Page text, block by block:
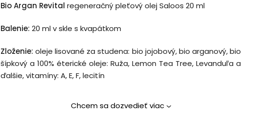
Bio Argan Revital regeneračný pleťový olej Saloos 20 ml
Balenie: 20 ml v skle s kvapátkom
Zloženie: oleje lisované za studena: bio jojobový, bio arganový, bio
šípkový a 100% éterické oleje: Ruža, Lemon Tea Tree, Levanduľa a
ďalšie, vitamíny: A, E, F, lecitín
Chcem sa dozvedieť viac